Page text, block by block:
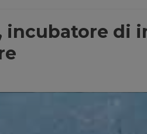
incubatore di